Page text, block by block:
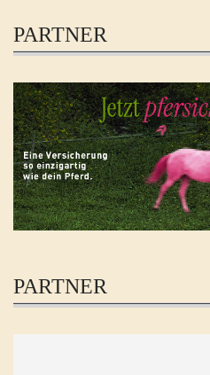
PARTNER
PARTNER